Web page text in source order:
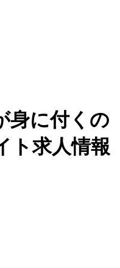
身に付く の
ト求人情報